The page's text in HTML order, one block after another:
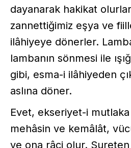
dayanarak hakikat
zannettiğimiz eşya ve
ilâhiyeye dönerler.
lambanın sönmesi ile
gibi, esma-i ilâhiyeden
aslına döner.
Evet, ekseriyet-i mutlaka
mehâsin ve kemâlât,
ve ona râci olur.